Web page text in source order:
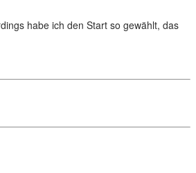
habe ich den Start so gewählt, das